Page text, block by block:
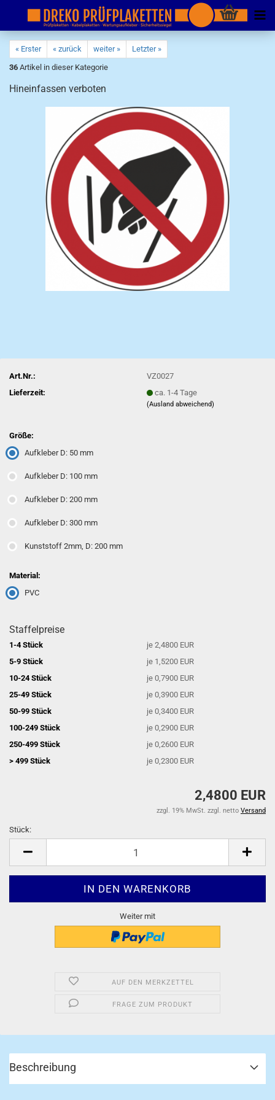
« Erster « zurück weiter »
Letzter »
36 Artikel in dieser Kategorie
Hineinfassen verboten
Art.Nr.:
VZ0027
Lieferzeit:
ca. 1-4 Tage
(Ausland abweichend)
Größe:
Aufkleber D: 50 mm
Aufkleber D: 100 mm
Aufkleber D: 200 mm
Aufkleber D: 300 mm
Kunststoff 2mm, D: 200 mm
Material:
PVC
Staffelpreise
1-4 Stück
je 2,4800 EUR
5-9 Stück
je 1,5200 EUR
10-24 Stück
je 0,7900 EUR
25-49 Stück
je 0,3900 EUR
50-99 Stück
je 0,3400 EUR
100-249 Stück
je 0,2900 EUR
250-499 Stück
je 0,2600 EUR
> 499 Stück
je 0,2300 EUR
2,4800 EUR
zzgl. 19% MwSt. zzgl. netto Versand
Stück:
Weiter mit
AUF DEN MERKZETTEL
FRAGE ZUM PRODUKT
Beschreibung